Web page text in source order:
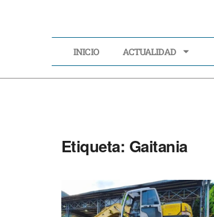
INICIO ACTUALIDAD
Etiqueta: Gaitania